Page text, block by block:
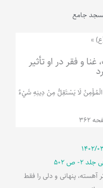
جامع
»
و فقر در او تأثیر
لَا يَسْتَقِلُّ مِنْ دِينِهِ شَيْ‌ءٌ
۰۳/۲۸
2- ص 502
آهسته، پنهانی و دلی را فقط